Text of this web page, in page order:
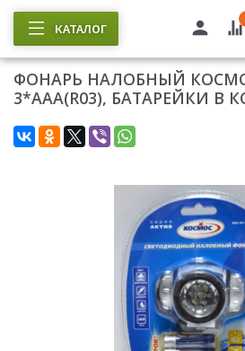
КАТАЛОГ
ФОНАРЬ НАЛОБНЫЙ
3*AAA(R03), БАТАРЕЙКИ В